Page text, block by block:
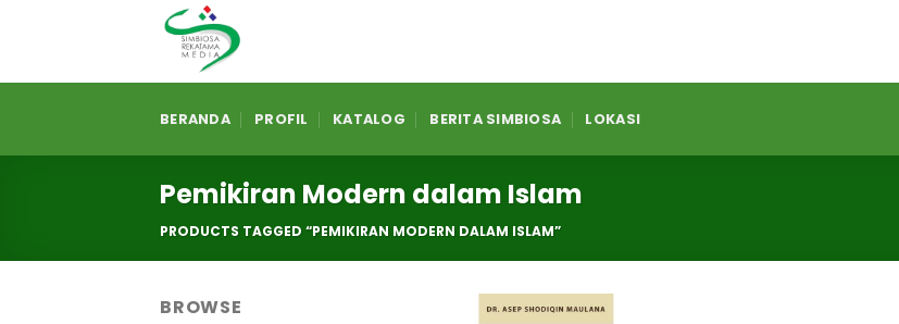
BERANDA PROFIL KATALOG BERITA SIMBIOSA LOKASI
Pemikiran Modern dalam Islam
PRODUCTS TAGGED “PEMIKIRAN MODERN DALAM ISLAM”
BROWSE